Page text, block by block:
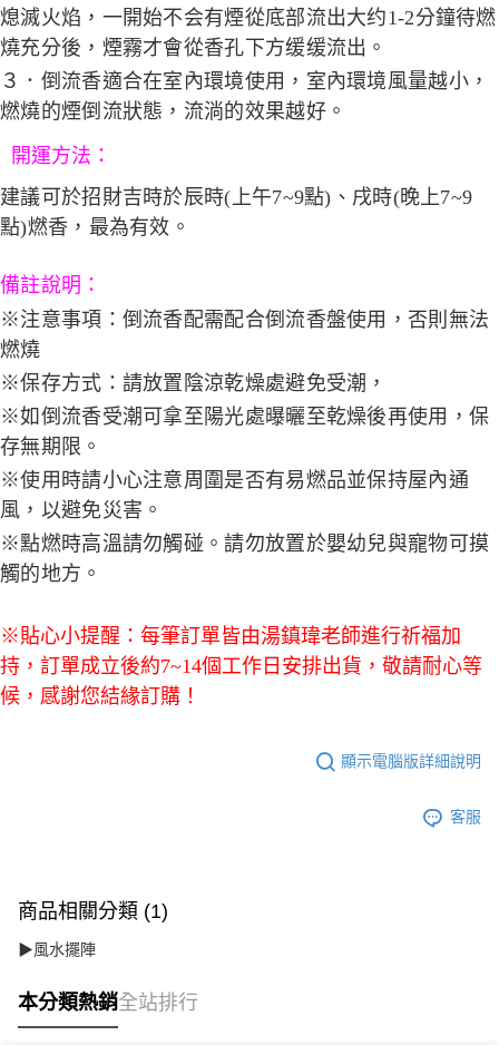
熄滅火焰，一開始不会有煙從底部流出大约1-2分鐘待燃
燒充分後，煙霧才會從香孔下方缓缓流出。
３．倒流香適合在室內環境使用，室內環境風量越小，
燃燒的煙倒流狀態，流淌的效果越好。
開運方法：
建議可於招財吉時於辰時(上午7~9點)、戌時(晚上7~9
點)燃香，最為有效。
備註說明：
※注意事項：倒流香配需配合倒流香盤使用，否則無法
燃燒
※保存方式：請放置陰涼乾燥處避免受潮，
※如倒流香受潮可拿至陽光處曝曬至乾燥後再使用，保
存無期限。
※使用時請小心注意周圍是否有易燃品並保持屋內通
風，以避免災害。
※點燃時高溫請勿觸碰。請勿放置於嬰幼兒與寵物可摸
觸的地方。
※貼心小提醒：每筆訂單皆由湯鎮瑋老師進行祈福加
持，訂單成立後約7~14個工作日安排出貨，敬請耐心等
候，感謝您結緣訂購！
顯示電腦版詳細說明
客服
商品相關分類 (1)
▶風水擺陣
本分類熱銷全站排行